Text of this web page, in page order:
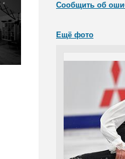
Сообщить об
Ещё фото